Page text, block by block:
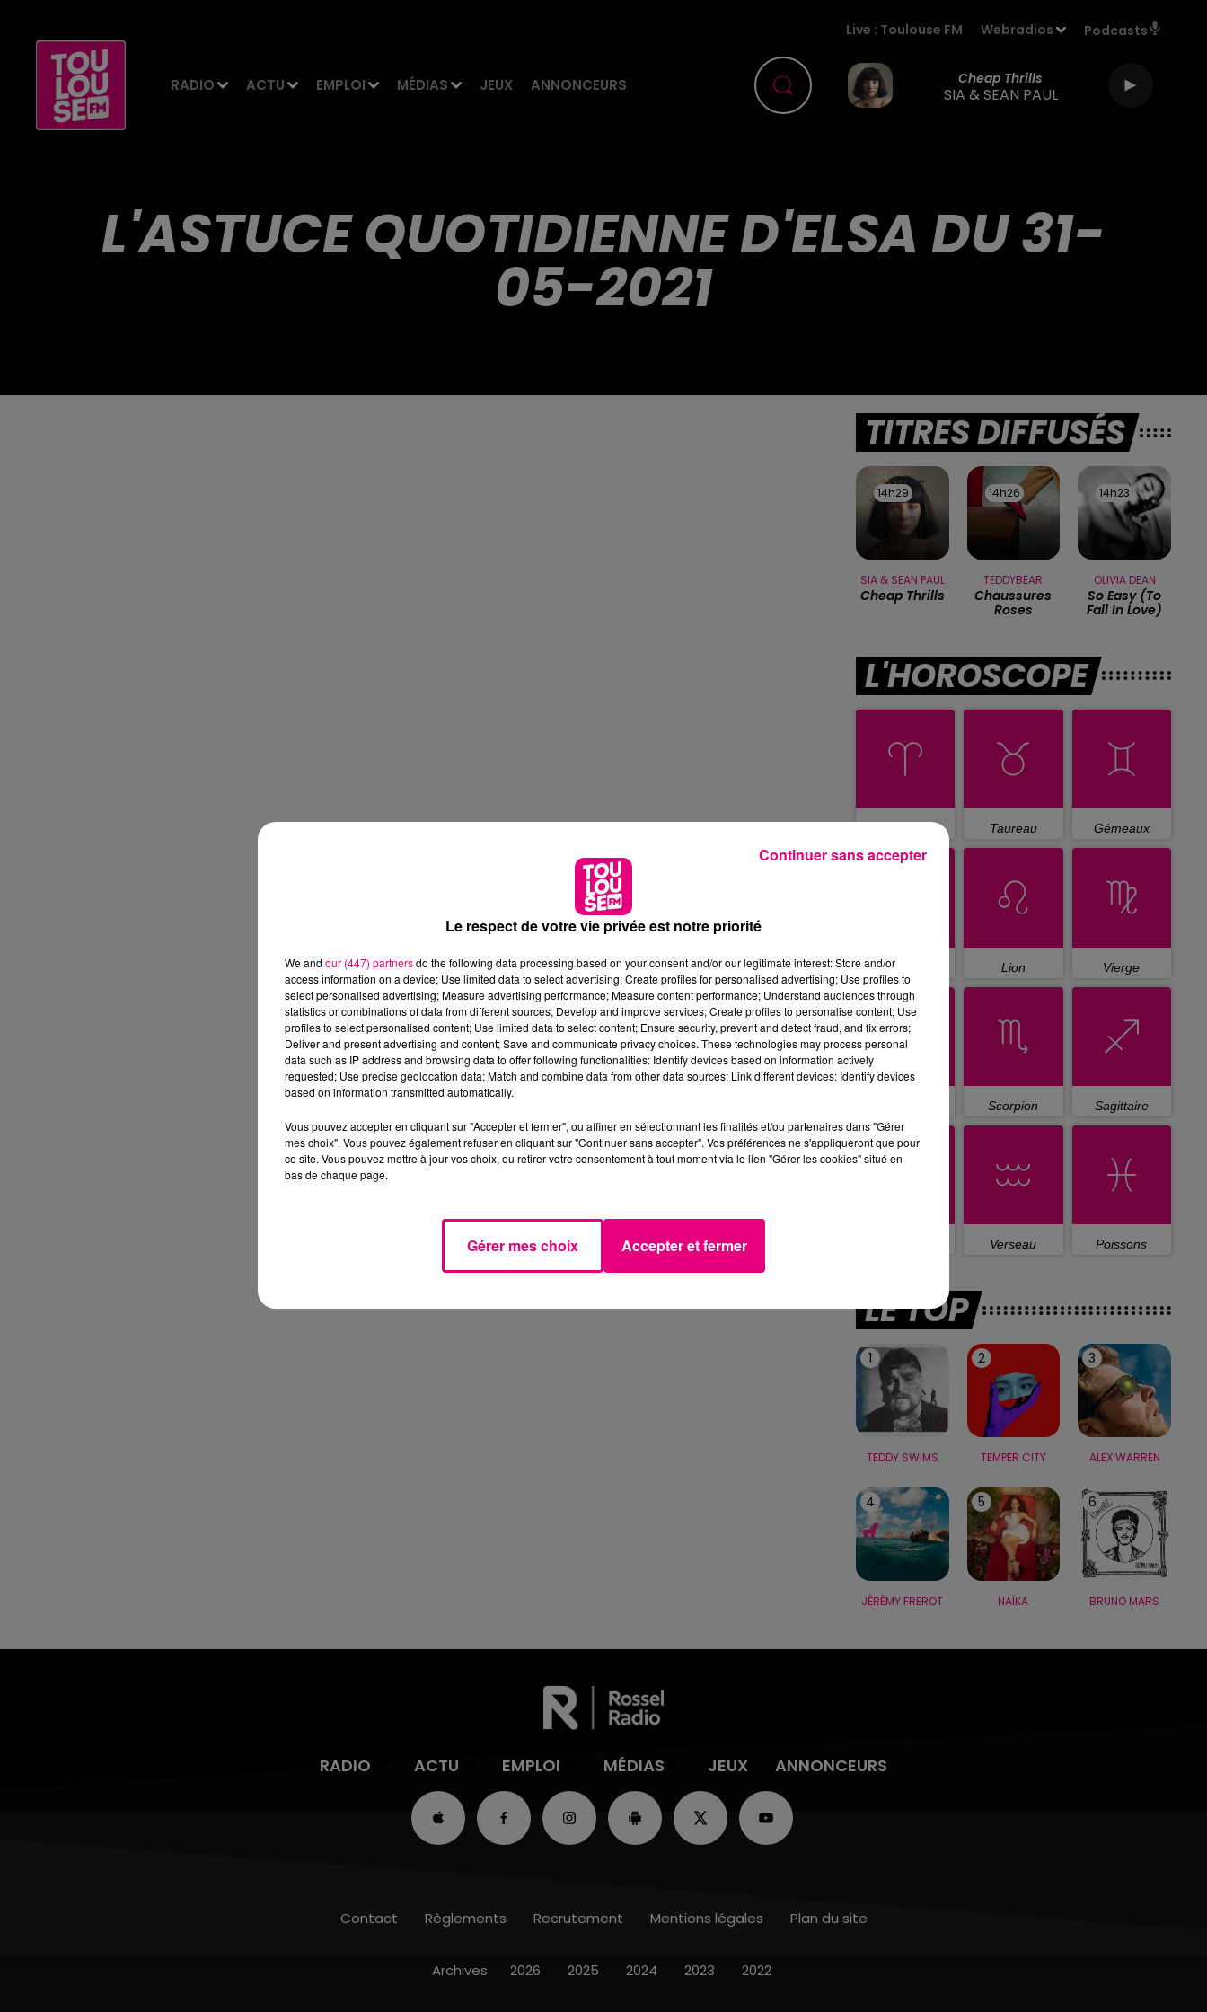
RADIO ACTU EMPLOI MÉDIAS JEUX ANNONCEURS
Live : Toulouse FM Webradios Podcasts
Cheap Thrills
SIA & SEAN PAUL
L'ASTUCE QUOTIDIENNE D'ELSA DU 31-
05-2021
TITRES DIFFUSÉS
14h29
14h29
SIA & SEAN PAUL
Cheap Thrills
14h26
14h26
TEDDYBEAR
Chaussures
Roses
14h23
14h23
OLIVIA DEAN
So Easy (to
Fall In Love)
L'HOROSCOPE
Taureau Gémeaux
Cancer Lion Vierge
Scorpion Sagittaire
Verseau Poissons
LE TOP
1
TEDDY SWIMS
2
TEMPER CITY
3
ALEX WARREN
4
JÉRÉMY FREROT
5
NAÏKA
6
BRUNO MARS
RADIO ACTU EMPLOI MÉDIAS JEUX ANNONCEURS
Contact Règlements Recrutement Mentions légales Plan du site
Archives 2026 2025 2024 2023 2022
Le respect de votre vie privée est notre priorité
We and our (447) partnersdo the following data processing based on your consent and/or our legitimate interest: Store and/or
access information on a device; Use limited data to select advertising; Create profiles for personalised advertising; Use profiles to
select personalised advertising; Measure advertising performance; Measure content performance; Understand audiences through
statistics or combinations of data from different sources; Develop and improve services; Create profiles to personalise content; Use
profiles to select personalised content; Use limited data to select content; Ensure security, prevent and detect fraud, and fix errors;
Deliver and present advertising and content; Save and communicate privacy choices. These technologies may process personal
data such as IP address and browsing data to offer following functionalities: Identify devices based on information actively
requested; Use precise geolocation data; Match and combine data from other data sources; Link different devices; Identify devices
based on information transmitted automatically.
Vous pouvez accepter en cliquant sur "Accepter et fermer", ou affiner en sélectionnant les finalités et/ou partenaires dans "Gérer
mes choix". Vous pouvez également refuser en cliquant sur "Continuer sans accepter". Vos préférences ne s'appliqueront que pour
ce site. Vous pouvez mettre à jour vos choix, ou retirer votre consentement à tout moment via le lien "Gérer les cookies" situé en
bas de chaque page.
Gérer mes choix Accepter et fermer
Continuer sans accepter